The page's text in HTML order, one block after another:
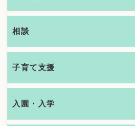
相談
子育て支援
入園・入学